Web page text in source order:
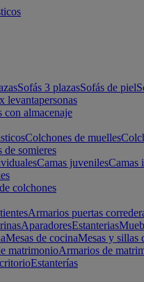
Sofás 3 plazasSofás de piel
levantapersonas
con almacenaje
Colchones de muelles
de somieres
Camas juvenilesCamas
colchones
Armarios puertas
AparadoresEstanterias
Mesas de cocinaMesas y sillas
matrimonioArmarios de
Estanterías